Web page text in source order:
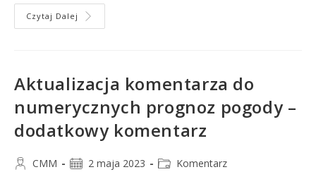
Czytaj Dalej
Aktualizacja komentarza do
numerycznych prognoz pogody –
dodatkowy komentarz
CMM 2 maja 2023 Komentarz